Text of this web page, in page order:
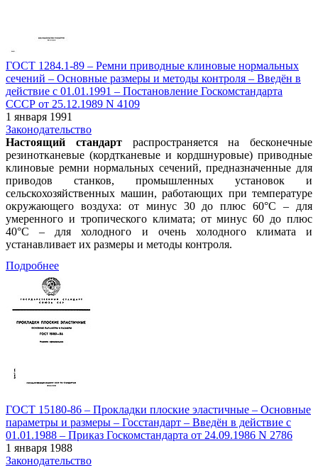
ГОСТ 1284.1-89 – Ремни приводные клиновые нормальных
сечений – Основные размеры и методы контроля – Введён в
действие c 01.01.1991 – Постановление Госкомстандарта
СССР от 25.12.1989 N 4109
1 января 1991
Законодательство
Настоящий стандартраспространяется на бесконечные
резинотканевые (кордтканевые и кордшнуровые) приводные
клиновые ремни нормальных сечений, предназначенные для
приводов станков, промышленных установок и
сельскохозяйственных машин, работающих при температуре
окружающего воздуха: от минус 30 до плюс 60°С – для
умеренного и тропического климата; от минус 60 до плюс
40°С – для холодного и очень холодного климата и
устанавливает их размеры и методы контроля.
Подробнее
ГОСТ 15180-86 – Прокладки плоские эластичные – Основные
параметры и размеры – Госстандарт – Введён в действие c
01.01.1988 – Приказ Госкомстандарта от 24.09.1986 N 2786
1 января 1988
Законодательство